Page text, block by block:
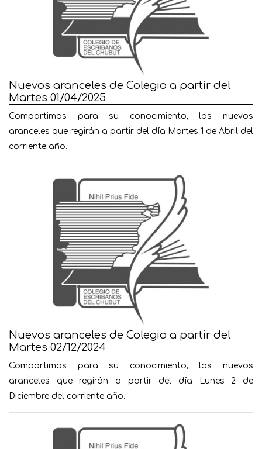
Nuevos aranceles de Colegio a partir del
Martes 01/04/2025
Compartimos para su conocimiento, los nuevos
aranceles que regirán a partir del día Martes 1 de Abril del
corriente año.
Nuevos aranceles de Colegio a partir del
Martes 02/12/2024
Compartimos para su conocimiento, los nuevos
aranceles que regirán a partir del día Lunes 2 de
Diciembre del corriente año.